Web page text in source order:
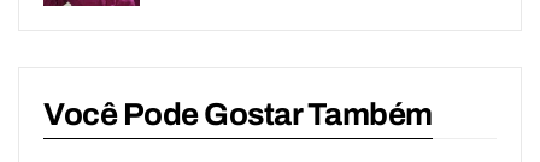
Você Pode Gostar Também